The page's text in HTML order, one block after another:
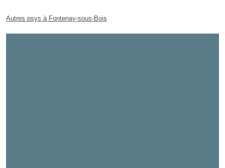
Autres psys à Fontenay-sous-Bois